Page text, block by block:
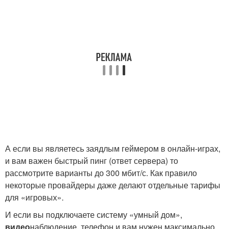
А если вы являетесь заядлым геймером в онлайн-играх,
и вам важен быстрый пинг (ответ сервера) то
рассмотрите варианты до 300 мбит/с. Как правило
некоторые провайдеры даже делают отдельные тарифы
для «игровых».
И если вы подключаете систему «умный дом»,